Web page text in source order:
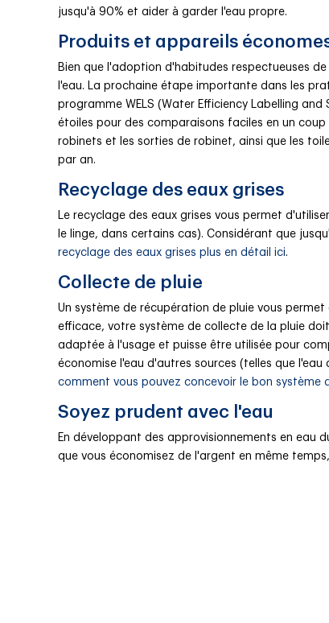
jusqu'à 90% et aider à garder l'eau propre.
Produits et appareils
Bien que l'adoption d'habitudes respectueuses
l'eau. La prochaine étape importante dans les
programme WELS (Water Efficiency Labelling
étoiles pour des comparaisons faciles en un coup
robinets et les sorties de robinet, ainsi que les
par an.
Recyclage des eaux grises
Le recyclage des eaux grises vous permet
le linge, dans certains cas). Considérant que
recyclage des eaux grises plus en détail ici.
Collecte de pluie
Un système de récupération de pluie vous
efficace, votre système de collecte de la pluie
adaptée à l'usage et puisse être utilisée pour
économise l'eau d'autres sources (telles que
comment vous pouvez concevoir le bon
Soyez prudent avec l'eau
En développant des approvisionnements en eau
que vous économisez de l'argent en même